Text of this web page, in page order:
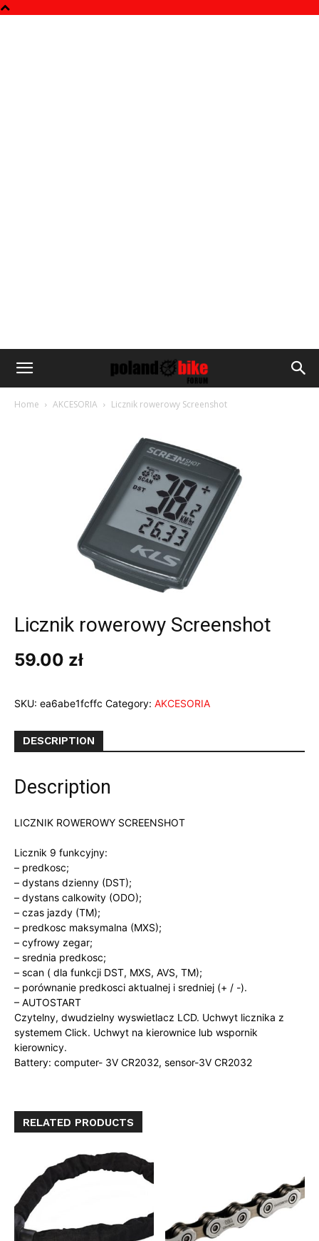
Home AKCESORIA Licznik rowerowy Screenshot
Licznik rowerowy Screenshot
59.00 zł
SKU: ea6abe1fcffc Category: AKCESORIA
DESCRIPTION
Description
LICZNIK ROWEROWY SCREENSHOT
Licznik 9 funkcyjny:
– predkosc;
– dystans dzienny (DST);
– dystans calkowity (ODO);
– czas jazdy (TM);
– predkosc maksymalna (MXS);
– cyfrowy zegar;
– srednia predkosc;
– scan ( dla funkcji DST, MXS, AVS, TM);
– porównanie predkosci aktualnej i sredniej (+ / -).
– AUTOSTART
Czytelny, dwudzielny wyswietlacz LCD. Uchwyt licznika z
systemem Click. Uchwyt na kierownice lub wspornik
kierownicy.
Battery: computer- 3V CR2032, sensor-3V CR2032
RELATED PRODUCTS